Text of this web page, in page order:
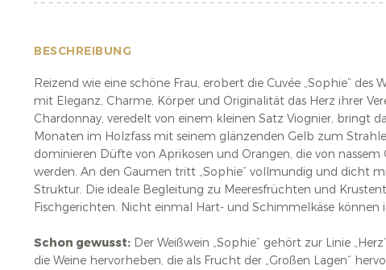
BESCHREIBUNG
Reizend wie eine schöne Frau, erobert die Cuvée „Sophie“ des
mit Eleganz, Charme, Körper und Originalität das Herz ihrer
Chardonnay, veredelt von einem kleinen Satz Viognier, bringt
Monaten im Holzfass mit seinem glänzenden Gelb zum
dominieren Düfte von Aprikosen und Orangen, die von nassem
werden. An den Gaumen tritt „Sophie“ vollmundig und dicht
Struktur. Die ideale Begleitung zu Meeresfrüchten und
Fischgerichten. Nicht einmal Hart- und Schimmelkäse können
Schon gewusst: Der Weißwein „Sophie“ gehört zur Linie
die Weine hervorheben, die als Frucht der „Großen Lagen“